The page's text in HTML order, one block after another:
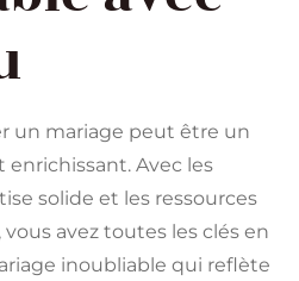
un mariage peut être un
Avec les
solide et les ressources
avez toutes les clés en
inoubliable qui reflète